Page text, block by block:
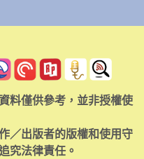
料僅供參考，並非授權使
／出版者的版權和使用守
究法律責任。